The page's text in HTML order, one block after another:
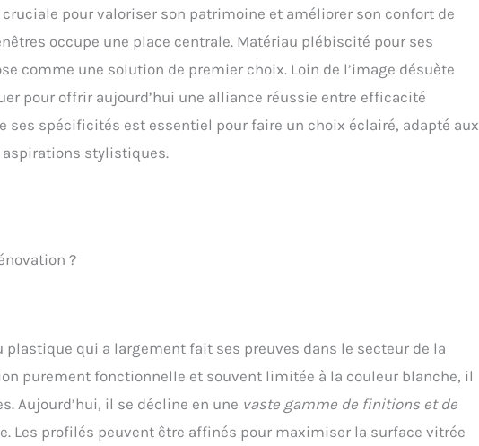
pour valoriser son patrimoine et améliorer son confort de
occupe une place centrale. Matériau plébiscité pour ses
comme une solution de premier choix. Loin de l’image désuète
pour offrir aujourd’hui une alliance réussie entre efficacité
ses spécificités est essentiel pour faire un choix éclairé, adapté aux
stylistiques.
?
plastique qui a largement fait ses preuves dans le secteur de la
purement fonctionnelle et souvent limitée à la couleur blanche, il
Aujourd’hui, il se décline en une vaste gamme de finitions et de
Les profilés peuvent être affinés pour maximiser la surface vitrée